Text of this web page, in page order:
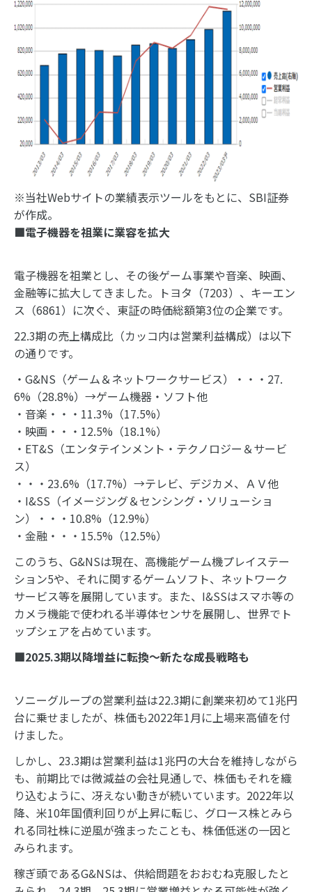
※当社Webサイトの業績表示ツールをもとに、SBI証券
が作成。
■電子機器を祖業に業容を拡大
電子機器を祖業とし、その後ゲーム事業や音楽、映画、
金融等に拡大してきました。トヨタ（7203）、キーエン
ス（6861）に次ぐ、東証の時価総額第3位の企業です。
22.3期の売上構成比（カッコ内は営業利益構成）は以下
の通りです。
・G&NS（ゲーム＆ネットワークサービス）・・・27.
6%（28.8%）→ゲーム機器・ソフト他
・音楽・・・11.3%（17.5%）
・映画・・・12.5%（18.1%）
・ET&S（エンタテインメント・テクノロジー＆サービ
ス）
・・・23.6%（17.7%）→テレビ、デジカメ、ＡＶ他
・I&SS（イメージング＆センシング・ソリューショ
ン）・・・10.8%（12.9%）
・金融・・・15.5%（12.5%）
このうち、G&NSは現在、高機能ゲーム機プレイステー
ション5や、それに関するゲームソフト、ネットワーク
サービス等を展開しています。また、I&SSはスマホ等の
カメラ機能で使われる半導体センサを展開し、世界でト
ップシェアを占めています。
■2025.3期以降増益に転換～新たな成長戦略も
ソニーグループの営業利益は22.3期に創業来初めて1兆円
台に乗せましたが、株価も2022年1月に上場来高値を付
けました。
しかし、23.3期は営業利益は1兆円の大台を維持しながら
も、前期比では微減益の会社見通しで、株価もそれを織
り込むように、冴えない動きが続いています。2022年以
降、米10年国債利回りが上昇に転じ、グロース株とみら
れる同社株に逆風が強まったことも、株価低迷の一因と
みられます。
稼ぎ頭であるG&NSは、供給問題をおおむね克服したと